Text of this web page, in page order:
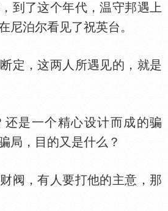
到了这个年代，温守邦遇上
尼泊尔看见了祝英台。
，这两人所遇见的，就是
是一个精心设计而成的骗
局，目的又是什么？
，有人要打他的主意，那